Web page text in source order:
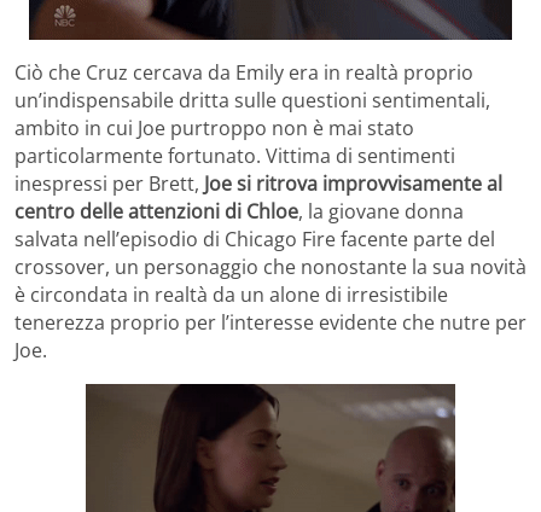
Ciò che Cruz cercava da Emily era in realtà proprio
un’indispensabile dritta sulle questioni sentimentali,
ambito in cui Joe purtroppo non è mai stato
particolarmente fortunato. Vittima di sentimenti
inespressi per Brett, Joe si ritrova improvvisamente al
centro delle attenzioni di Chloe, la giovane donna
salvata nell’episodio di Chicago Fire facente parte del
crossover, un personaggio che nonostante la sua novità
è circondata in realtà da un alone di irresistibile
tenerezza proprio per l’interesse evidente che nutre per
Joe.